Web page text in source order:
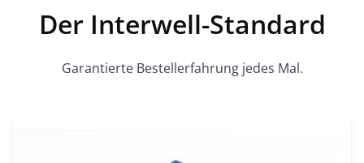
Der Interwell-Standard
Garantierte Bestellerfahrung jedes Mal.